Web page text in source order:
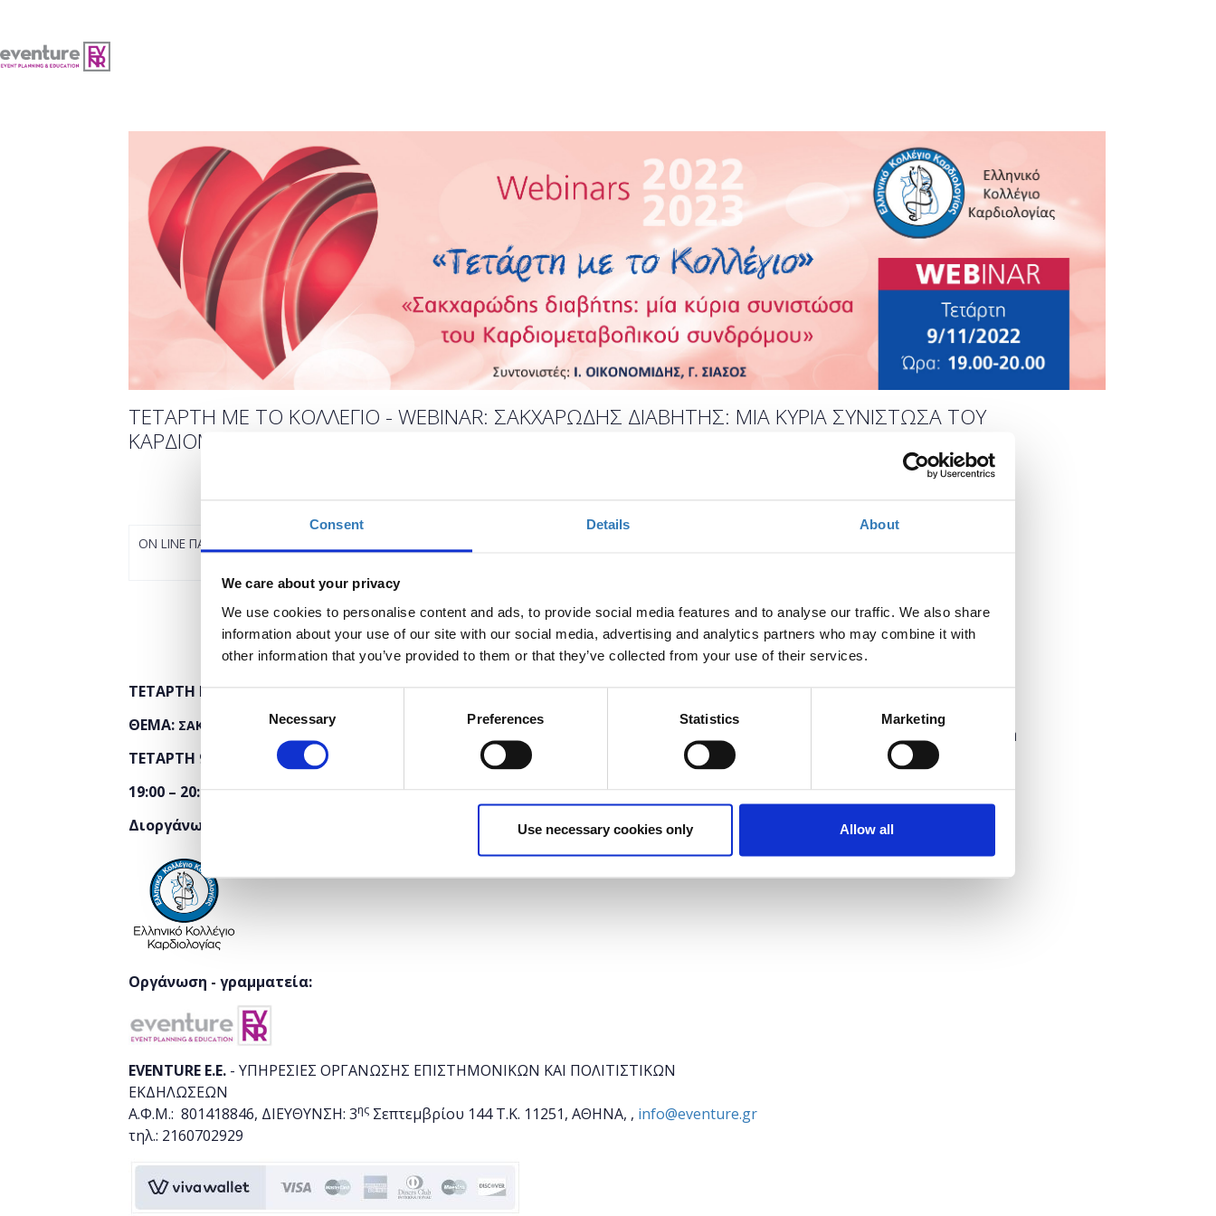
Consent Details About
We care about your privacy
We use cookies to personalise content and ads, to provide social media features and to analyse our traffic. We also share
information about your use of our site with our social media, advertising and analytics partners who may combine it with
other information that you’ve provided to them or that they’ve collected from your use of their services.
Consent
Selection
Necessary Preferences Statistics Marketing
Use necessary cookies only Allow all
ΤΕΤΑΡΤΗ ΜΕ ΤΟ ΚΟΛΛΕΓΙΟ - WEBINAR: ΣΑΚΧΑΡΩΔΗΣ ΔΙΑΒΗΤΗΣ: ΜΙΑ ΚΥΡΙΑ ΣΥΝΙΣΤΩΣΑ ΤΟΥ
ΚΑΡΔΙΟΜΕΤΑΒΟΛΙΚΟΥ ΣΥΝΔΡΟΜΟΥ/ 9 ΝΟΕΜΒΡΙΟΥ 2022 - 19:00
ON LINE ΠΑΡΑΚΟΛΟΥΘΗΣΗ
ΤΕΤΑΡΤΗ ΜΕ ΤΟ ΚΟΛΛΕΓΙΟ - WEBINARΕΛΛΗΝΙΚΟΥ ΚΟΛΛΕΓΙΟΥ ΚΑΡΔΙΟΛΟΓΙΑΣ
ΘΕΜΑ: ΣΑΚΧΑΡΩΔΗΣ ΔΙΑΒΗΤΗΣ: ΜΙΑ ΚΥΡΙΑ ΣΥΝΙΣΤΩΣΑ ΤΟΥ ΚΑΡΔΙΟΜΕΤΑΒΟΛΙΚΟΥ ΣΥΝΔΡΟΜΟΥ
ΤΕΤΑΡΤΗ 9 ΝΟΕΜΒΡΙΟΥ 2022
19:00 – 20:00
Διοργάνωση:
Οργάνωση - γραμματεία:
EVENTURE E.E. - ΥΠΗΡΕΣΙΕΣ ΟΡΓΑΝΩΣΗΣ ΕΠΙΣΤΗΜΟΝΙΚΩΝ ΚΑΙ ΠΟΛΙΤΙΣΤΙΚΩΝ
ΕΚΔΗΛΩΣΕΩΝ
Α.Φ.Μ.: 801418846, ΔΙΕΥΘΥΝΣΗ: 3ης Σεπτεμβρίου 144 Τ.Κ. 11251, ΑΘΗΝΑ, , info@eventure.gr
τηλ.: 2160702929
Πότε;
Τετάρτη, 9 Νοεμβρίου 2022
Πού;
Online
Επικοινωνήστε με τον διοργανωτή